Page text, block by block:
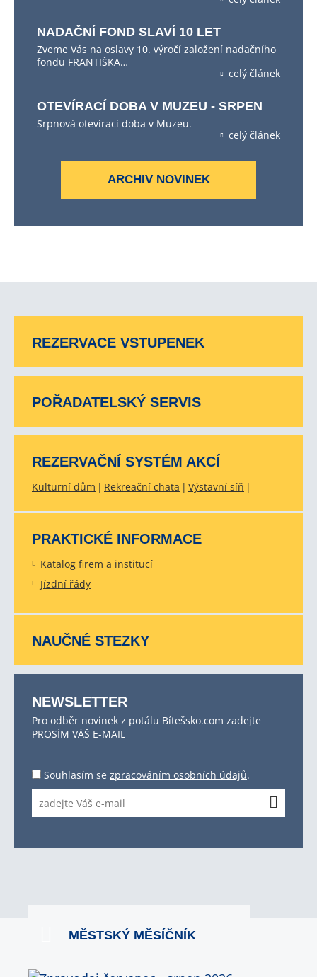
NADAČNÍ FOND SLAVÍ 10 LET
Zveme Vás na oslavy 10. výročí založení nadačního
fondu FRANTIŠKA…
celý článek
OTEVÍRACÍ DOBA V MUZEU - SRPEN
Srpnová otevírací doba v Muzeu.
celý článek
ARCHIV NOVINEK
REZERVACE VSTUPENEK
POŘADATELSKÝ SERVIS
REZERVAČNÍ SYSTÉM AKCÍ
Kulturní dům Rekreační chata Výstavní síň
PRAKTICKÉ INFORMACE
Katalog firem a institucí
Jízdní řády
NAUČNÉ STEZKY
NEWSLETTER
Pro odběr novinek z potálu Bítešsko.com zadejte
PROSÍM VÁŠ E-MAIL
Souhlasím se zpracováním osobních údajů.
MĚSTSKÝ MĚSÍČNÍK